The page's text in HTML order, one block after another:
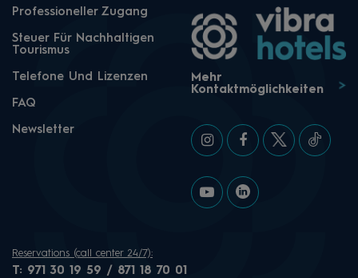
Professioneller Zugang
Steuer Für Nachhaltigen
Tourismus
Telefone Und Lizenzen
FAQ
Newsletter
Mehr
Kontaktmöglichkeiten
Reservations (call center 24/7):
T: 971 30 19 59 / 871 18 70 01